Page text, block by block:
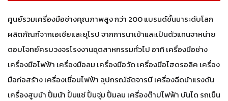
ศูนย์รวมเครื่องมือช่างคุณภาพสูง กว่า 200 แบรนด์ชั้นนาระดับโลก
ผลิตภัณฑ์จากเอเชียและยุโรป จากการนาเข้าและเป็นตัวแทนจาหน่าย
ตอบโจทย์ครบวงจรโรงงานอุตสาหกรรมทั่วไป อาทิ เครื่องมือช่าง
เครื่องมือไฟฟ้า เครื่องมือลม เครื่องมือวัด เครื่องมือไฮดรอลิค เครื่อง
มือก่อสร้าง เครื่องเชื่อมไฟฟ้า อุปกรณ์อัดจารบี เครื่องฉีดน้าแรงดัน
เครื่องสูบน้า ปั้มน้า ปั้มแช่ ปั้มจุ่ม ปั้มลม เครื่องต๊าปไฟฟ้า บันได รถเข็น